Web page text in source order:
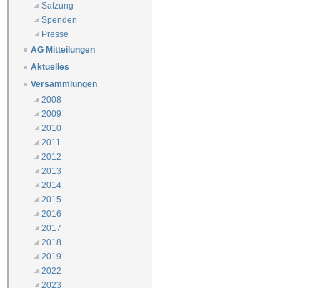
Satzung
Spenden
Presse
AG Mitteilungen
Aktuelles
Versammlungen
2008
2009
2010
2011
2012
2013
2014
2015
2016
2017
2018
2019
2022
2023